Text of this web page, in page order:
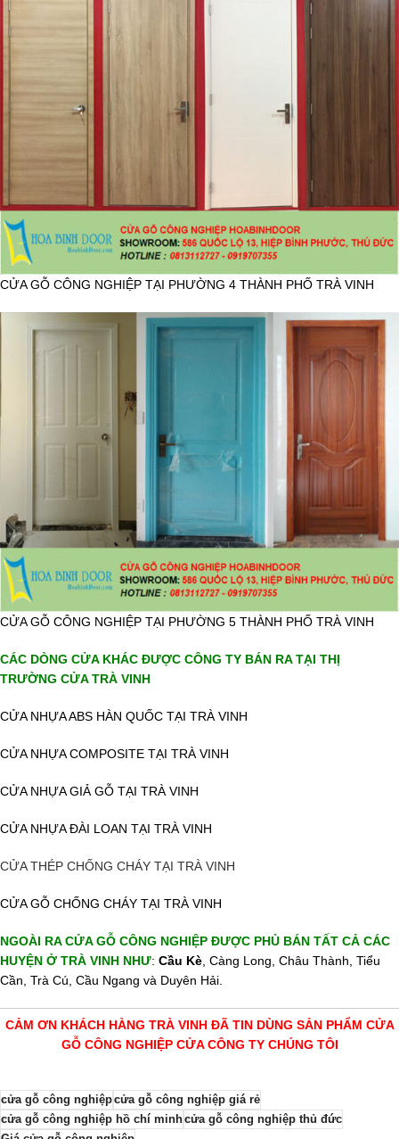
CỬA GỖ CÔNG NGHIỆP TẠI PHƯỜNG 4 THÀNH PHỐ TRÀ VINH
CỬA GỖ CÔNG NGHIỆP TẠI PHƯỜNG 5 THÀNH PHỐ TRÀ VINH
CÁC DÒNG CỬA KHÁC ĐƯỢC CÔNG TY BÁN RA TẠI THỊ
TRƯỜNG CỬA TRÀ VINH
CỬA NHỰA ABS HÀN QUỐC TẠI TRÀ VINH
CỬA NHỰA COMPOSITE TẠI TRÀ VINH
CỬA NHỰA GIẢ GỖ TẠI TRÀ VINH
CỬA NHỰA ĐÀI LOAN TẠI TRÀ VINH
CỬA THÉP CHỐNG CHÁY TẠI TRÀ VINH
CỬA GỖ CHỐNG CHÁY TẠI TRÀ VINH
NGOÀI RA CỬA GỖ CÔNG NGHIỆP ĐƯỢC PHỦ BÁN TẤT CẢ CÁC
HUYỆN Ở TRÀ VINH NHƯ: Cầu Kè , Càng Long, Châu Thành, Tiểu
Cần, Trà Cú, Cầu Ngang và Duyên Hải.
CẢM ƠN KHÁCH HÀNG TRÀ VINH ĐÃ TIN DÙNG SẢN PHẨM CỬA
GỖ CÔNG NGHIỆP CỬA CÔNG TY CHÚNG TÔI
cửa gỗ công nghiệpcửa gỗ công nghiệp giá rẻ
cửa gỗ công nghiệp hồ chí minhcửa gỗ công nghiệp thủ đức